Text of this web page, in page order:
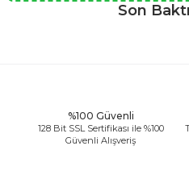
Son
%100 Güvenli
128 Bit SSL Sertifikası ile %100
Güvenli Alışveriş